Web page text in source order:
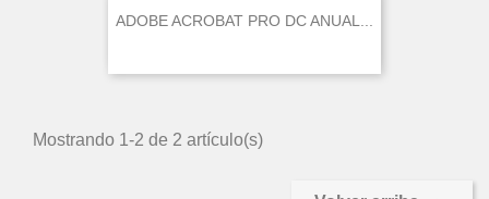
ADOBE ACROBAT PRO DC ANUAL...
Mostrando 1-2 de 2 artículo(s)